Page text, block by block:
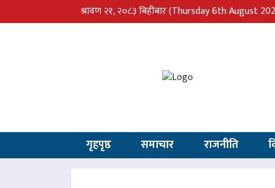
श्रावण २१, २०८३ बिहीबार(Thursday 6th August
गृहपृष्ठ समाचार राजनीति